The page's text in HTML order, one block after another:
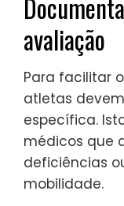
avaliação
Para facilitar
atletas
específica.
médicos que
deficiências
mobilidade.